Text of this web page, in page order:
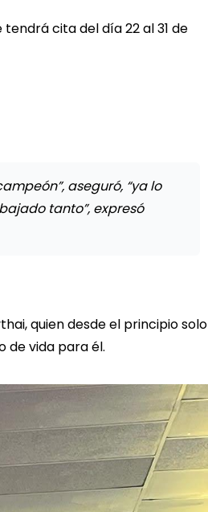
cita del día 22 al 31 de
aseguró, “ya lo
tanto”, expresó
quien desde el principio solo
de vida para él.